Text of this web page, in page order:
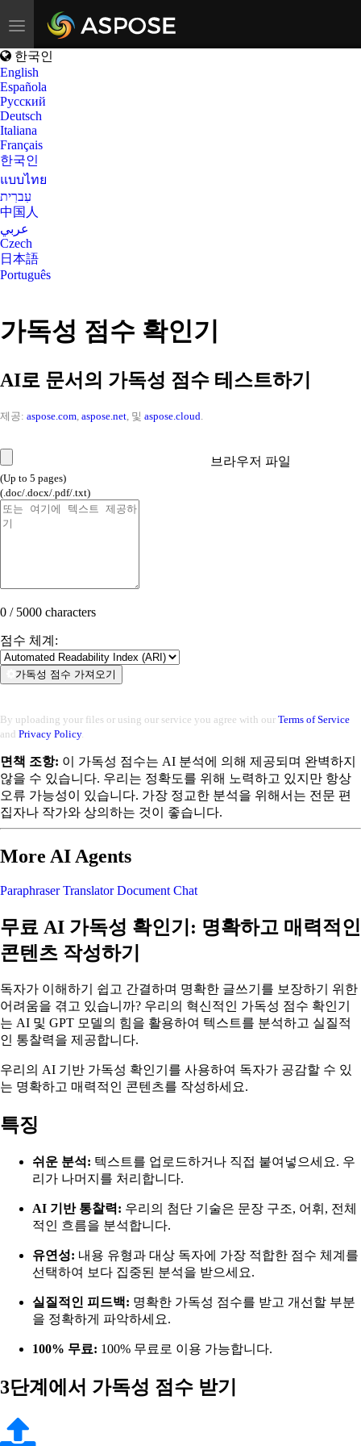
Toggle
navigation
한국인
English
Española
Русский
Deutsch
Italiana
Français
한국인
แบบไทย
עִברִית
中国人
عربي
Czech
日本語
Português
가독성 점수 확인기
AI로 문서의 가독성 점수 테스트하기
제공: aspose.com aspose.net , 및 aspose.cloud
브라우저 파일
(Up to 5 pages)
(.doc/.docx/.pdf/.txt)
0 / 5000 characters
점수 체계:
가독성 점수 가져오기
By uploading your files or using our service you agree with our Terms of Service
and Privacy Policy.
면책 조항: 이 가독성 점수는 AI 분석에 의해 제공되며 완벽하지
않을 수 있습니다. 우리는 정확도를 위해 노력하고 있지만 항상
오류 가능성이 있습니다. 가장 정교한 분석을 위해서는 전문 편
집자나 작가와 상의하는 것이 좋습니다.
More AI Agents
Paraphraser Translator Document Chat
무료 AI 가독성 확인기: 명확하고 매력적인
콘텐츠 작성하기
독자가 이해하기 쉽고 간결하며 명확한 글쓰기를 보장하기 위한
어려움을 겪고 있습니까? 우리의 혁신적인 가독성 점수 확인기
는 AI 및 GPT 모델의 힘을 활용하여 텍스트를 분석하고 실질적
인 통찰력을 제공합니다.
우리의 AI 기반 가독성 확인기를 사용하여 독자가 공감할 수 있
는 명확하고 매력적인 콘텐츠를 작성하세요.
특징
쉬운 분석: 텍스트를 업로드하거나 직접 붙여넣으세요. 우
리가 나머지를 처리합니다.
AI 기반 통찰력: 우리의 첨단 기술은 문장 구조, 어휘, 전체
적인 흐름을 분석합니다.
유연성: 내용 유형과 대상 독자에 가장 적합한 점수 체계를
선택하여 보다 집중된 분석을 받으세요.
실질적인 피드백: 명확한 가독성 점수를 받고 개선할 부분
을 정확하게 파악하세요.
100% 무료: 100% 무료로 이용 가능합니다.
3단계에서 가독성 점수 받기